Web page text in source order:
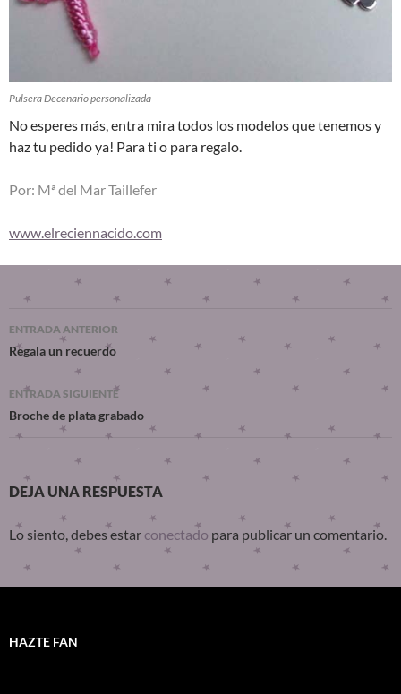
Pulsera Decenario personalizada
No esperes más, entra mira todos los modelos que tenemos y
haz tu pedido ya! Para ti o para regalo.
Por: Mª del Mar Taillefer
www.elreciennacido.com
ENTRADA ANTERIOR
Regala un recuerdo
ENTRADA SIGUIENTE
Broche de plata grabado
DEJA UNA RESPUESTA
Lo siento, debes estar conectado para publicar un comentario.
HAZTE FAN